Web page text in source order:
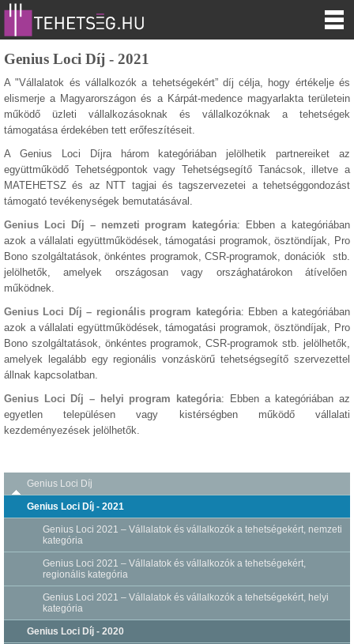
Genius Loci Díj - 2021
A "Vállalatok és vállalkozók a tehetségekért” díj célja, hogy értékelje és
elismerje a Magyarországon és a Kárpát-medence magyarlakta területein
működő üzleti vállalkozásoknak és vállalkozóknak a tehetségek
támogatása érdekében tett erőfeszítéseit.
A Genius Loci Díjra három kategóriában jelölhetik partnereiket az
együttműködő Tehetségpontok vagy Tehetségsegítő Tanácsok, illetve a
MATEHETSZ és az NTT tagjai és tagszervezetei a tehetséggondozást
támogató tevékenységek bemutatásával.
Genius Loci Díj – nemzeti program kategória: Ebben a kategóriában
azok a vállalati együttműködések, támogatási programok, ösztöndíjak, Pro
Bono szolgáltatások, önkéntes programok, CSR-programok, donációk stb.
jelölhetők, amelyek országosan vagy országhatárokon átívelően
működnek.
Genius Loci Díj – regionális program kategória: Ebben a kategóriában
azok a vállalati együttműködések, támogatási programok, ösztöndíjak, Pro
Bono szolgáltatások, önkéntes programok, CSR-programok stb. jelölhetők,
amelyek legalább egy regionális vonzáskörű tehetségsegítő szervezettel
állnak kapcsolatban.
Genius Loci Díj – helyi program kategória: Ebben a kategóriában az
egyetlen településen vagy kistérségben működő vállalati
kezdeményezések jelölhetők.
Genius Loci Díj
Genius Loci Díj - 2021
Genius Loci 2021 – Vállalatok és vállalkozók a tehetségekért, nemzeti
kategória
Genius Loci 2021 – Vállalatok és vállalkozók a tehetségekért,
regionális kategória
Genius Loci 2021 – Vállalatok és vállalkozók a tehetségekért, helyi
kategória
Genius Loci Díj - 2020